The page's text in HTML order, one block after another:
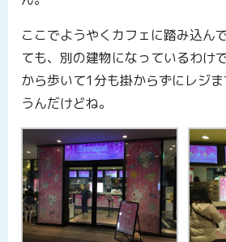
ここでようやくカフェに踏み込ん
ても、別の建物になっているわけ
から歩いて1分も掛からずにレジ
うんだけどね。